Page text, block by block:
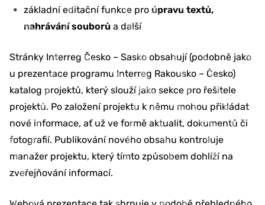
základní editační funkce pro úpravu textů,
nahrávání souborů a další
Stránky Interreg Česko – Sasko obsahují (podobně jako
u prezentace programu Interreg Rakousko – Česko)
katalog projektů, který slouží jako sekce pro řešitele
projektů. Po založení projektu k němu mohou přikládat
nové informace, ať už ve formě aktualit, dokumentů či
fotografií. Publikování nového obsahu kontroluje
manažer projektu, který tímto způsobem dohlíží na
zveřejňování informací.